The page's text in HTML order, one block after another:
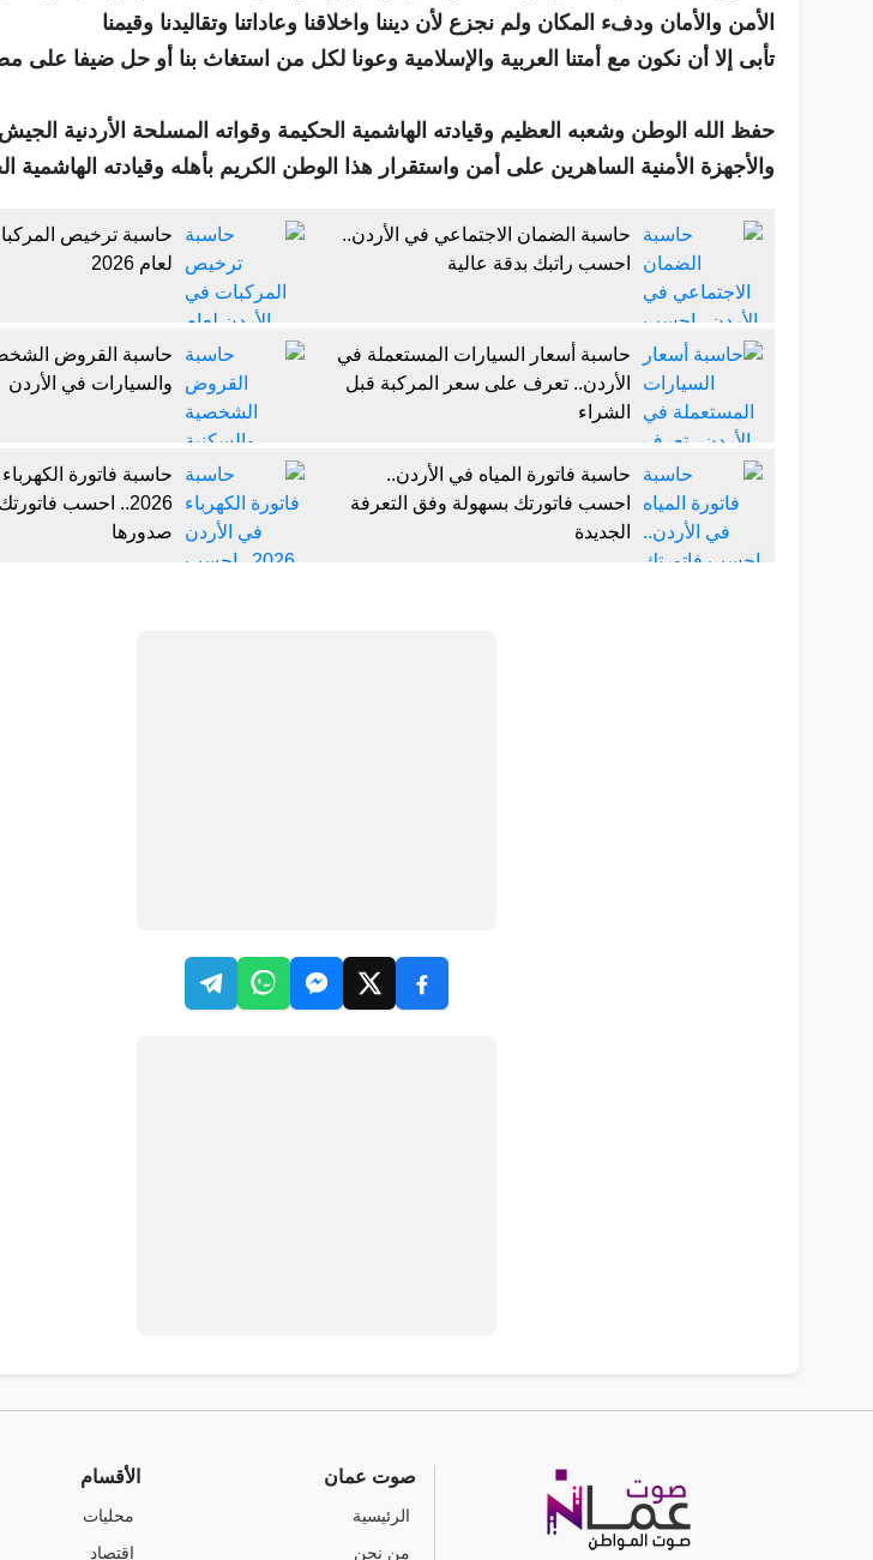
الأمن والأمان ودفء المكان ولم نجزع لأن ديننا واخلاقنا وعاداتنا وتقاليدنا وقيمنا
تأبى إلا أن نكون مع أمتنا العربية والإسلامية وعونا لكل من استغاث بنا أو حل ضيفا على
حفظ الله الوطن وشعبه العظيم وقيادته الهاشمية الحكيمة وقواته المسلحة الأردنية
والأجهزة الأمنية الساهرين على أمن واستقرار هذا الوطن الكريم بأهله وقيادته الهاشمية
حاسبة الضمان الاجتماعي في الأردن..
احسب راتبك بدقة عالية
حاسبة ترخيص
لعام 2026
حاسبة أسعار السيارات المستعملة في
الأردن.. تعرف على سعر المركبة قبل
الشراء
حاسبة القروض
والسيارات في الأردن
حاسبة فاتورة المياه في الأردن..
احسب فاتورتك بسهولة وفق التعرفة
الجديدة
حاسبة فاتورة
2026.. احسب
صدورها
صوت عمان
الرئيسية
من نحن
الأقسام
محليات
اقتصاد